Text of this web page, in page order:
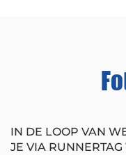
IN DE LOOP VAN
JE VIA